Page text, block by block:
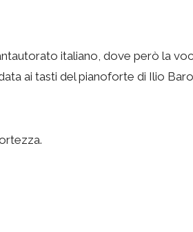
italiano, dove però la
ai tasti del pianoforte di Ilio